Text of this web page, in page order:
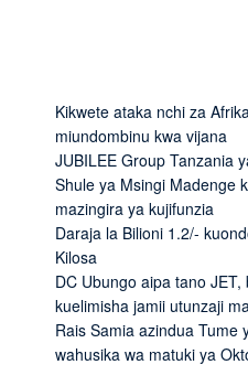
Kikwete ataka nchi za
miundombinu kwa vijana
JUBILEE Group Tanzania
Shule ya Msingi Madenge
mazingira ya kujifunzia
Daraja la Bilioni 1.2/-
Kilosa
DC Ubungo aipa tano
kuelimisha jamii utunzaji
Rais Samia azindua Tume
wahusika wa matuki ya